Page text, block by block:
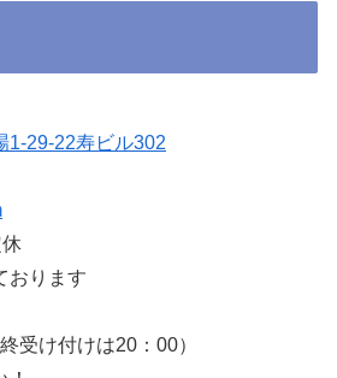
1-29-22寿ビル302
おります
受け付けは20：00）